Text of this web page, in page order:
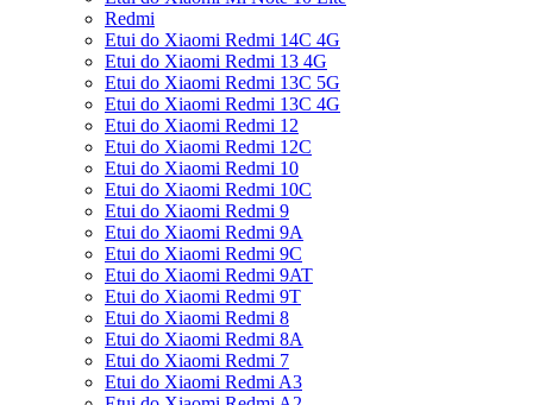
Redmi
Etui do Xiaomi Redmi 14C 4G
Etui do Xiaomi Redmi 13 4G
Etui do Xiaomi Redmi 13C 5G
Etui do Xiaomi Redmi 13C 4G
Etui do Xiaomi Redmi 12
Etui do Xiaomi Redmi 12C
Etui do Xiaomi Redmi 10
Etui do Xiaomi Redmi 10C
Etui do Xiaomi Redmi 9
Etui do Xiaomi Redmi 9A
Etui do Xiaomi Redmi 9C
Etui do Xiaomi Redmi 9AT
Etui do Xiaomi Redmi 9T
Etui do Xiaomi Redmi 8
Etui do Xiaomi Redmi 8A
Etui do Xiaomi Redmi 7
Etui do Xiaomi Redmi A3